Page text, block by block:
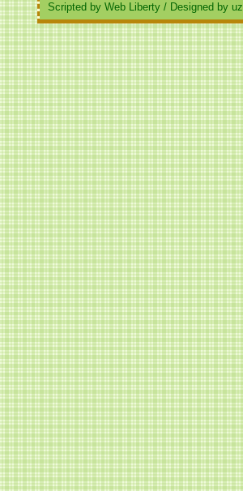
Scripted by Web Liberty / Designed by uz